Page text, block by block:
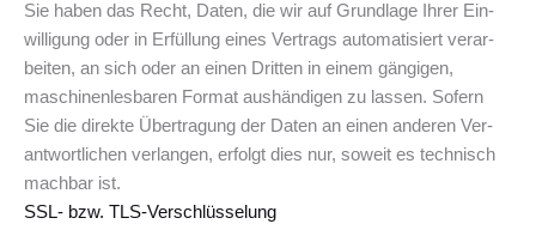
Sie haben das Recht, Daten, die wir auf Grund­la­ge Ihrer Ein­
wil­li­gung oder in Erfül­lung eines Ver­trags auto­ma­ti­siert ver­ar­
bei­ten, an sich oder an einen Drit­ten in einem gän­gi­gen,
maschi­nen­les­ba­ren For­mat aus­hän­di­gen zu las­sen. Sofern
Sie die direk­te Über­tra­gung der Daten an einen ande­ren Ver­
ant­wort­li­chen ver­lan­gen, erfolgt dies nur, soweit es tech­nisch
mach­bar ist.
SSL- bzw. TLS-Verschlüsselung